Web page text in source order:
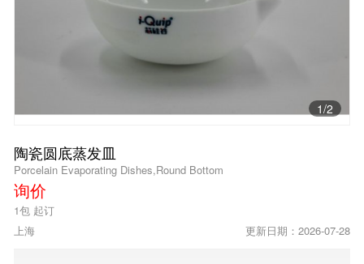
1/2
陶瓷圆底蒸发皿
Porcelain Evaporating Dishes,Round Bottom
询价
1包 起订
上海
更新日期：2026-07-28